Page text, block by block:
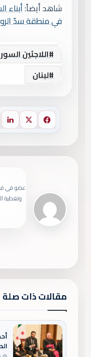
شاهد أيضاً:أبناء
في منطقة سدّ
اللاجئين
لبنان
فيسبوكX
عضو في
وتغطية
مقالات ذات صلة